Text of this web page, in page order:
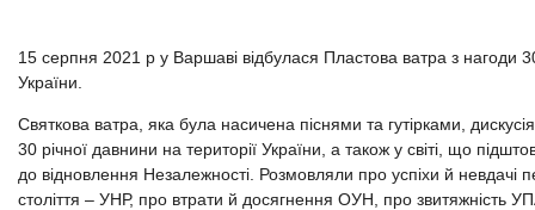
15 серпня 2021 р у Варшаві відбулася Пластова ватра з нагоди
України.
Святкова ватра, яка була насичена піснями та гутірками,
30 річної давнини на території України, а також у світі, що
до відновлення Незалежності. Розмовляли про успіхи й невдачі
століття – УНР, про втрати й досягнення ОУН, про звитяжність